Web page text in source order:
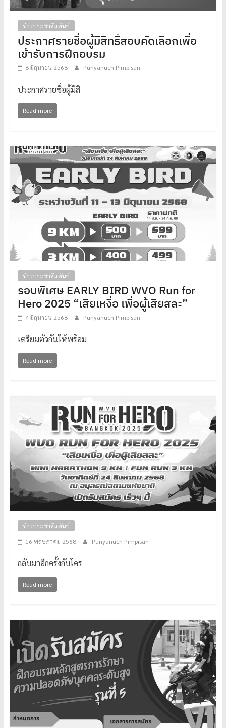
ข่าวประชาสัมพันธ์
ประกาศรายชื่อผู้มีสิทธิ์สอบคัดเลือกเพื่อ
เข้ารับการฝึกอบรม
8 มิถุนายน 2568 Punyanuch Pimpisan
ประกาศรายชื่อผู้มีสิ
Read more
ข่าวประชาสัมพันธ์
รอบพิเศษ EARLY BIRD WVO Run for
Hero 2025 “เสียเหงื่อ เพื่อผู้เสียสละ”
4 มิถุนายน 2568 Punyanuch Pimpisan
เตรียมตัวกันให้พร้อม
Read more
ข่าวประชาสัมพันธ์
16 พฤษภาคม 2568
Punyanuch Pimpisan
กลับมาอีกครั้งกับโคร
Read more